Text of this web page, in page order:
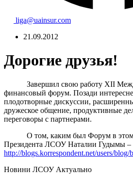
liga@uainsur.com
21.09.2012
Дорогие друзья!
Завершил свою работу XІІ
финансовый форум. Позади
плодотворные дискуссии,
дружеское общение, продуктивные
переговоры с партнерами.
О том, каким был Форум в этом
Президента ЛСОУ Наталии Гудымы –
http://blogs.korrespondent.net/users/blog/
Hовини ЛСОУ Актуально